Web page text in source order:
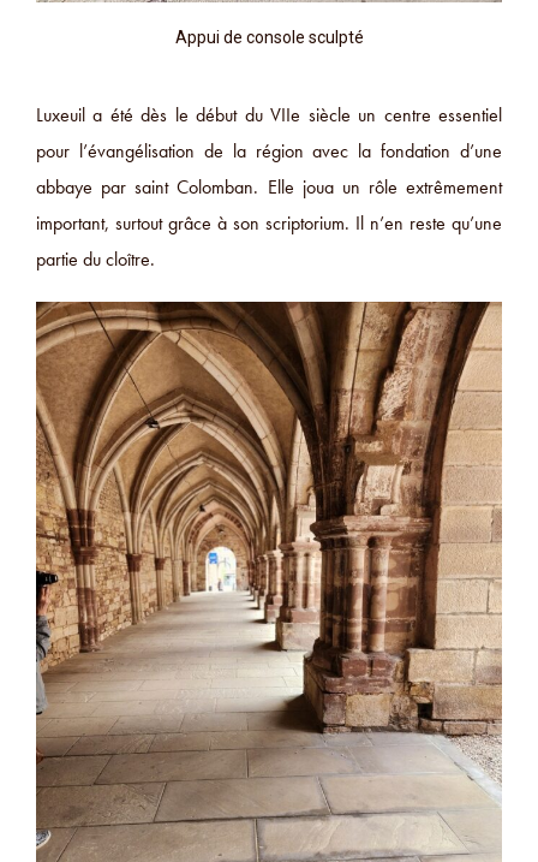
Appui de console sculpté
Luxeuil a été dès le début du VIIe siècle un centre essentiel
pour l’évangélisation de la région avec la fondation d’une
abbaye par saint Colomban. Elle joua un rôle extrêmement
important, surtout grâce à son scriptorium. Il n’en reste qu’une
partie du cloître.